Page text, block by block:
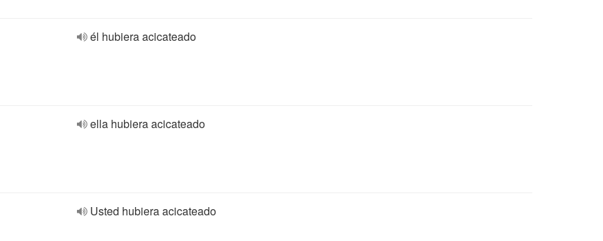
él hubiera acicateado
ella hubiera acicateado
Usted hubiera acicateado